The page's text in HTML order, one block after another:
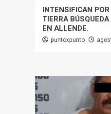
INTENSIFICAN
TIERRA
EN ALLENDE.
puntoxpunto